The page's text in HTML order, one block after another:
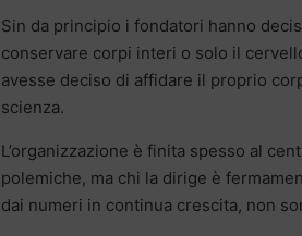
Sin da principio i fondatori hanno
conservare corpi interi o solo il
avesse deciso di affidare il proprio
scienza.
L’organizzazione è finita spesso al
polemiche, ma chi la dirige è
dai numeri in continua crescita, non